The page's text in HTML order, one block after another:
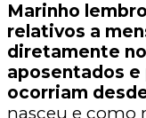
Marinho
relativos a
diretamente
aposentados
ocorriam
nasceu e como